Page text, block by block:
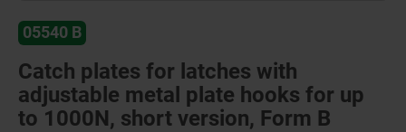
05540 B
Catch plates for latches with
adjustable metal plate hooks for up
to 1000N, short version, Form B